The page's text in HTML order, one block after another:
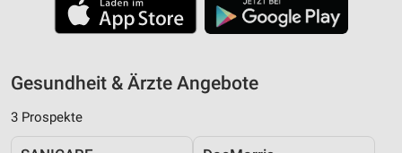
Gesundheit & Ärzte Angebote
3 Prospekte